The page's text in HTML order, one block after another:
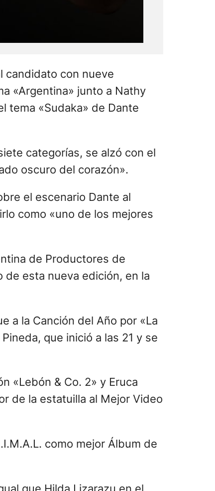
de Productores de
la Canción del Año por «La
que inició a las 21 y se
& Co. 2» y Eruca
de la estatuilla al Mejor Video
como mejor Álbum de
que Hilda Lizarazu en el
Urbana por su sesión
de Autor por «El hombrecito
del pasado para
actuaciones de Los
y de Trueno con
los shows montados.
fueron reconocidos por
en el último año desfilaron
Alfredo Remus, Bin